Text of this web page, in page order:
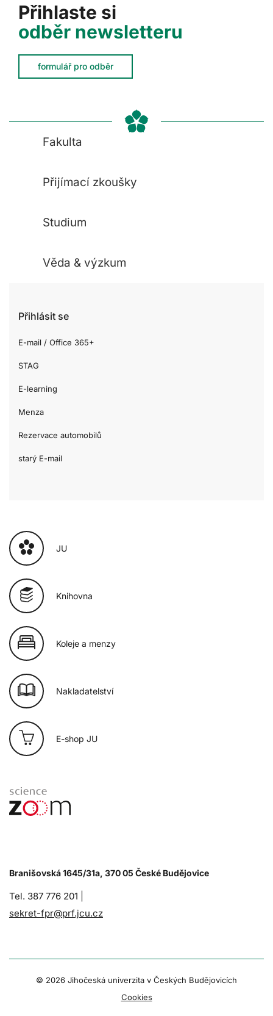
Přihlaste si
odběr newsletteru
formulář pro odběr
Fakulta
Přijímací zkoušky
Studium
Věda & výzkum
Přihlásit se
E-mail / Office 365+
STAG
E-learning
Menza
Rezervace automobilů
starý E-mail
JU
Knihovna
Koleje a menzy
Nakladatelství
E-shop JU
Branišovská 1645/31a, 370 05 České Budějovice
Tel. 387 776 201 |
sekret-fpr@prf.jcu.cz
© 2026 Jihočeská univerzita v Českých Budějovicích
Cookies